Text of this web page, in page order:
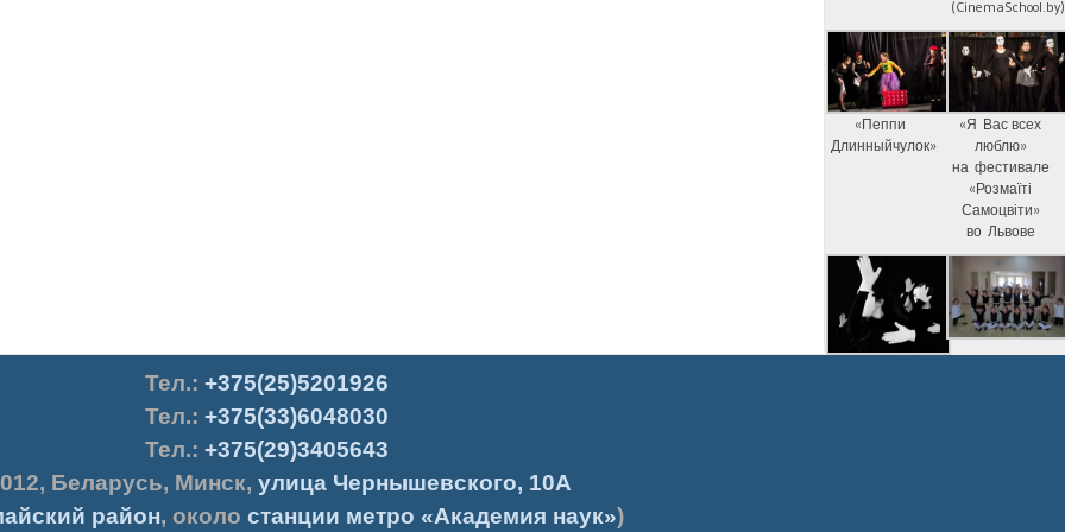
(CinemaSchool.by)
«Пеппи
Длинныйчулок»
«Я Вас всех
люблю»
на фестивале
«Розмаїті
Самоцвіти»
во Львове
Тел.: +375(25)5201926
Тел.: +375(33)6048030
Тел.: +375(29)3405643
, Беларусь, Минск, улица Чернышевского, 10А
район, около станции метро «Академия наук»)